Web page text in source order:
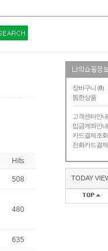
장바구니 (0)
찜한상품
고객센터안내
입금계좌안내
카드결제조회
전화카드결제
TODAY
Hits
508
480
635